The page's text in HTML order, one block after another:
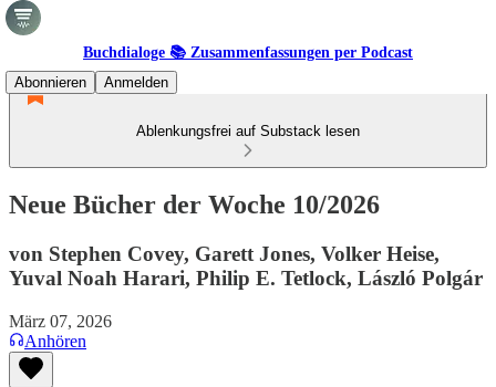
Buchdialoge 📚 Zusammenfassungen per Podcast
Abonnieren
Anmelden
Ablenkungsfrei auf Substack lesen
Neue Bücher der Woche 10/2026
von Stephen Covey, Garett Jones, Volker Heise,
Yuval Noah Harari, Philip E. Tetlock, László Polgár
März 07, 2026
Anhören